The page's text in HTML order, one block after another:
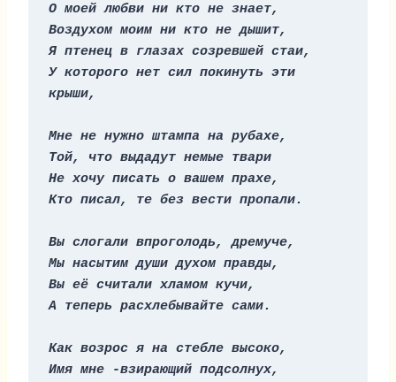
О моей любви ни кто не знает,
Воздухом моим ни кто не дышит,
Я птенец в глазах созревшей стаи,
У которого нет сил покинуть эти
крыши,
Мне не нужно штампа на рубахе,
Той, что выдадут немые твари
Не хочу писать о вашем прахе,
Кто писал, те без вести пропали.
Вы слогали впроголодь, дремуче,
Мы насытим души духом правды,
Вы её считали хламом кучи,
А теперь расхлебывайте сами.
Как возрос я на стебле высоко,
Имя мне -взирающий подсолнух,